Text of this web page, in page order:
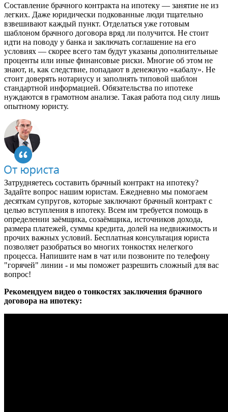
Составление брачного контракта на ипотеку — занятие не из
легких. Даже юридически подкованные люди тщательно
взвешивают каждый пункт. Отделаться уже готовым
шаблоном брачного договора вряд ли получится. Не стоит
идти на поводу у банка и заключать соглашение на его
условиях — скорее всего там будут указаны дополнительные
проценты или иные финансовые риски. Многие об этом не
знают, и, как следствие, попадают в денежную «кабалу». Не
стоит доверять нотариусу и заполнять типовой шаблон
стандартной информацией. Обязательства по ипотеке
нуждаются в грамотном анализе. Такая работа под силу лишь
опытному юристу.
Затрудняетесь составить брачный контракт на ипотеку?
Задайте вопрос нашим юристам. Ежедневно мы помогаем
десяткам супругов, которые заключают брачный контракт с
целью вступления в ипотеку. Всем им требуется помощь в
определении заёмщика, созаёмщика, источников дохода,
размера платежей, суммы кредита, долей на недвижимость и
прочих важных условий. Бесплатная консультация юриста
позволяет разобраться во многих тонкостях нелегкого
процесса. Напишите нам в чат или позвоните по телефону
"горячей" линии - и мы поможет разрешить сложный для вас
вопрос!
Рекомендуем видео о тонкостях заключения брачного
договора на ипотеку: